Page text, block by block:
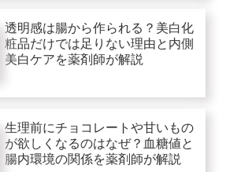
透明感は腸から作られる？美白化
粧品だけでは足りない理由と内側
美白ケアを薬剤師が解説
生理前にチョコレートや甘いもの
が欲しくなるのはなぜ？血糖値と
腸内環境の関係を薬剤師が解説